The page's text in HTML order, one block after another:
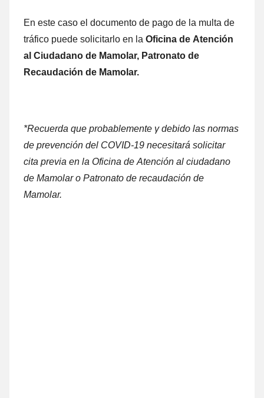
En еstе caso el documento dе pago dе la multa dе
tráfico puede solicitarlo en la Oficina dе Atención
al Ciudadano dе Mamolar, Patronato dе
Recaudación dе Mamolar.
*Recuerda quе probablemente γ debido las normas
dе prevención del COVID-19 necesitará solicitar
cita previa en la Oficina dе Atención al ciudadano
dе Mamolar ο Patronato dе recaudación dе
Mamolar.